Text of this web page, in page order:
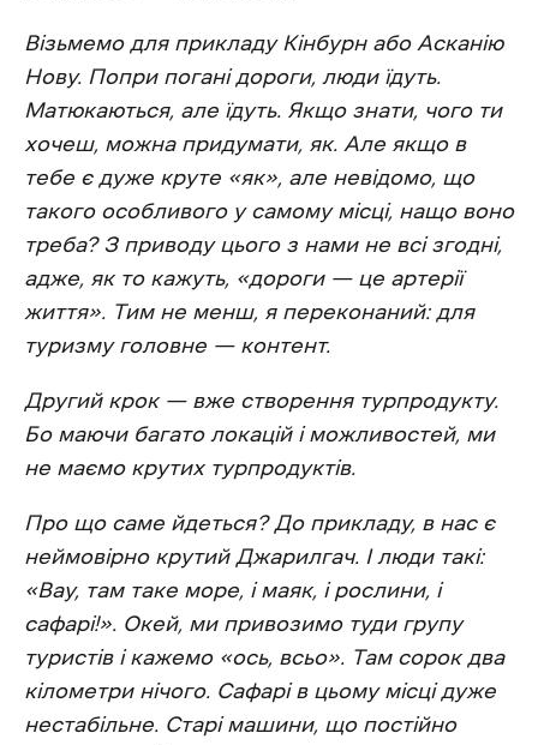
Візьмемо для прикладу Кінбурн або Асканію
Нову. Попри погані дороги, люди їдуть.
Матюкаються, але їдуть. Якщо знати, чого ти
хочеш, можна придумати, як. Але якщо в
тебе є дуже круте «як», але невідомо, що
такого особливого у самому місці, нащо воно
треба? З приводу цього з нами не всі згодні,
адже, як то кажуть, «дороги — це артерії
життя». Тим не менш, я переконаний: для
туризму головне — контент.
Другий крок — вже створення турпродукту.
Бо маючи багато локацій і можливостей, ми
не маємо крутих турпродуктів.
Про що саме йдеться? До прикладу, в нас є
неймовірно крутий Джарилгач. І люди такі:
«Вау, там таке море, і маяк, і рослини, і
сафарі!». Окей, ми привозимо туди групу
туристів і кажемо «ось, всьо». Там сорок два
кілометри нічого. Сафарі в цьому місці дуже
нестабільне. Старі машини, що постійно